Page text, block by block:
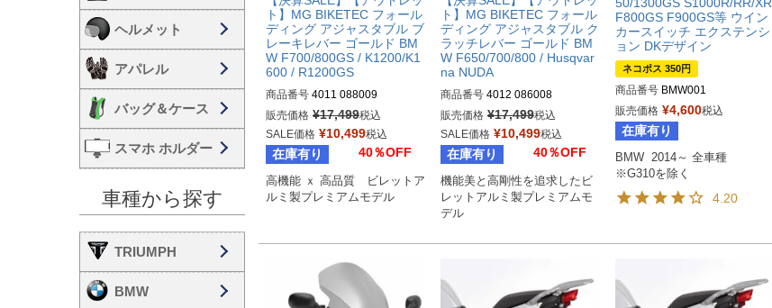
ヘルメット
アパレル
バッグ＆ケース
スマホ ホルダー
車種から探す
TRIUMPH
BMW
ト】MG BIKETEC フォール
ディング アジャスタブル ブ
レーキレバー ゴールド BM
W F700/800GS / K1200/K1
600 / R1200GS
商品番号 4011 088009
販売価格 ¥17,499税込
SALE価格 ¥10,499税込
在庫有り 40％OFF
高機能 ｘ 高品質　ビレットア
ルミ製プレミアムモデル
ト】MG BIKETEC フォール
ディング アジャスタブル ク
ラッチレバー ゴールド BM
W F650/700/800 / Husqvar
na NUDA
商品番号 4012 086008
販売価格 ¥17,499税込
SALE価格 ¥10,499税込
在庫有り 40％OFF
機能美と高剛性を追求したビ
レットアルミ製プレミアムモ
デル
F800GS F900GS等 ウイン
カースイッチ エクステンシ
ョン DKデザイン
ネコポス 350円
商品番号 BMW001
販売価格 ¥4,600税込
在庫有り
BMW  2014～ 全車種
※G310を除く
4.20